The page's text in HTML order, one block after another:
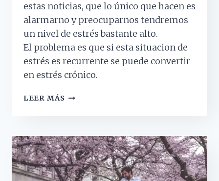
estas noticias, que lo único que hacen es
alarmarno y preocuparnos tendremos
un nivel de estrés bastante alto.
El problema es que si esta situacion de
estrés es recurrente se puede convertir
en estrés crónico.
LEER MÁS ¿QUÉ
NOTICIAS
ULTIMAMENTE
TE
ESTÁN